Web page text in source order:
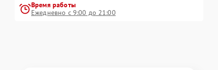
Время работы
Ежедневно с 9:00 до 21:00